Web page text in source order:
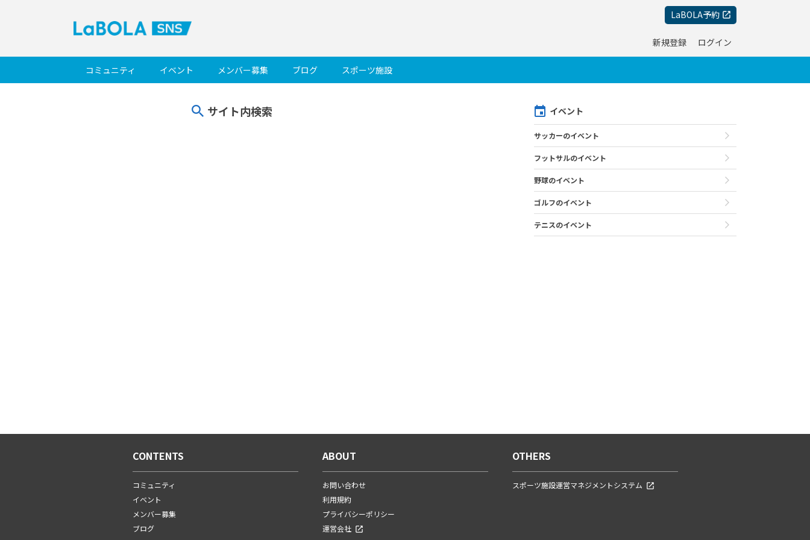
LaBOLA予約
新規登録 ログイン
コミュニティ イベント メンバー募集 ブログ スポーツ施設
サイト内検索 イベント
サッカーのイベント
フットサルのイベント
野球のイベント
ゴルフのイベント
テニスのイベント
CONTENTS
コミュニティ
イベント
メンバー募集
ブログ
ABOUT
お問い合わせ
利用規約
プライバシーポリシー
運営会社
OTHERS
スポーツ施設運営マネジメントシステム